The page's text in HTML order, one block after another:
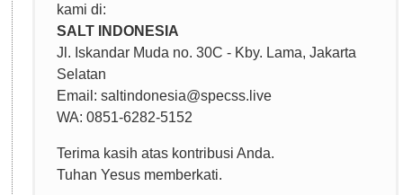
kami di:
SALT INDONESIA
Jl. Iskandar Muda no. 30C - Kby. Lama, Jakarta
Selatan
Email: saltindonesia​@​specss.live
WA: 0851-6282-5152
Terima kasih atas kontribusi Anda.
Tuhan Yesus memberkati.